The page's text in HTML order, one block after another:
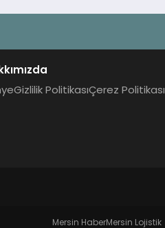
Gizlilik PolitikasıÇerez Politikası
Mersin HaberMersin Lojistik